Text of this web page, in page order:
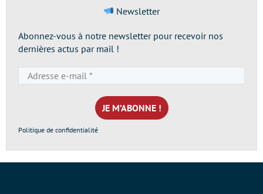
Newsletter
Abonnez-vous à notre newsletter pour recevoir nos
dernières actus par mail !
e-
mail
*
Politique de confidentialité